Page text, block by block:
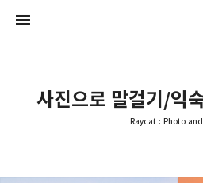
사진으로 말걸기/익
Raycat : Photo
Raycat :